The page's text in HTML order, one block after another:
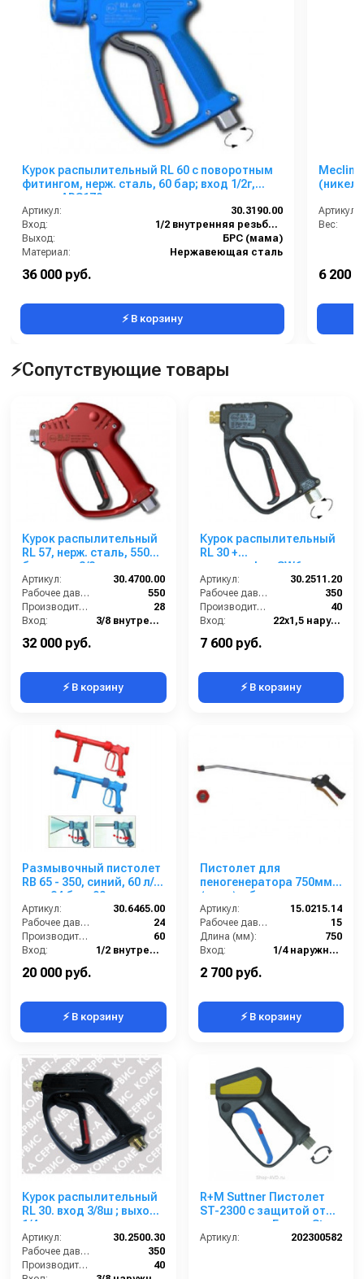
Курок распылительный RL 60 с поворотным
фитингом, нерж. сталь, 60 бар; вход 1/2г,
выход ARS178
Артикул:
30.3190.00
Вход:
1/2 внутренняя резьба вращающаяся
Выход:
БРС (мама)
Материал:
Нержавеющая сталь
В коробке:
36 000 руб.
⚡ В корзину
Mecline
Артикул:
Вес:
6 200
⚡Сопутствующие товары
Курок распылительный
RL 57, нерж. сталь, 550
бар; вход 3/8г, выход
1/4г
Артикул:
30.4700.00
Рабочее давление (бар):
550
Производительность (л/мин):
28
Вход:
3/8 внутренняя резьба
32 000 руб.
⚡ В корзину
Курок распылительный
RL 30 +
поворот.фит.SW6. вход
22x1.5ш; выход 1/4г.
Артикул:
30.2511.20
Рабочее давление (бар):
350
Производительность (л/мин):
40
Вход:
22х1,5 наружняя резьба вращающаяся
7 600 руб.
⚡ В корзину
Размывочный пистолет
RB 65 - 350, синий, 60 л/
мин; 24 бар; 90град;
вход 1/2г.
Артикул:
30.6465.00
Рабочее давление (бар):
24
Производительность (л/мин):
60
Вход:
1/2 внутренняя резьба
20 000 руб.
⚡ В корзину
Пистолет для
пеногенератора 750мм.
(нерж) с большим
пенным соплом.
Артикул:
15.0215.14
Рабочее давление (бар):
15
Длина (мм):
750
Вход:
1/4 наружняя резьба
2 700 руб.
⚡ В корзину
Курок распылительный
RL 30. вход 3/8ш ; выход
1/4г.
Артикул:
30.2500.30
Рабочее давление (бар):
350
Производительность (л/мин):
40
R+M Suttner Пистолет
ST-2300 с защитой от
замерзания Freeze Stop
Артикул: 202300582